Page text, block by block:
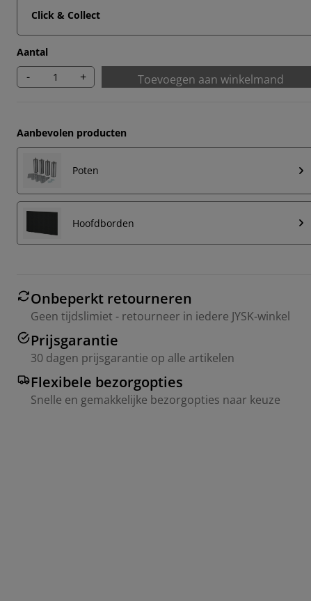
Click & Collect
Aantal
- + Toevoegen aan winkelmand
Aanbevolen producten
Poten
Hoofdborden
Onbeperkt retourneren
Geen tijdslimiet - retourneer in iedere JYSK-winkel
Prijsgarantie
30 dagen prijsgarantie op alle artikelen
Flexibele bezorgopties
Snelle en gemakkelijke bezorgopties naar keuze